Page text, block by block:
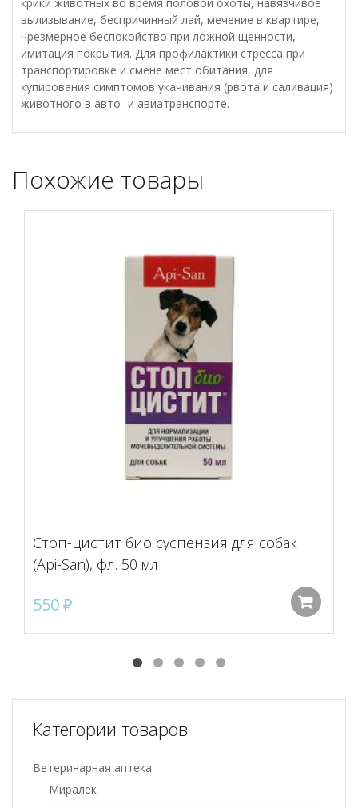
вылизывание, беспричинный лай, мечение в квартире,
чрезмерное беспокойство при ложной щенности,
имитация покрытия. Для профилактики стресса при
транспортировке и смене мест обитания, для
купирования симптомов укачивания (рвота и саливация)
животного в авто- и авиатранспорте.
Похожие товары
Стоп-цистит био суспензия для собак
(Api-San), фл. 50 мл
550₽
Категории товаров
Ветеринарная аптека
Миралек